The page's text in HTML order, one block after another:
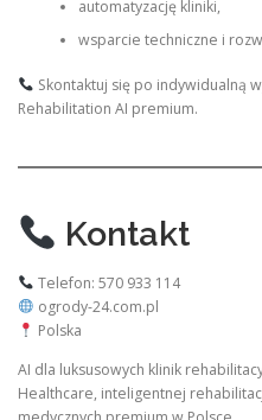
automatyzację kliniki,
wsparcie techniczne i
Skontaktuj się po indywidualną
Rehabilitation AI premium.
Kontakt
Telefon: 570 933 114
ogrody-24.com.pl
Polska
AI dla luksusowych klinik
Healthcare, inteligentnej